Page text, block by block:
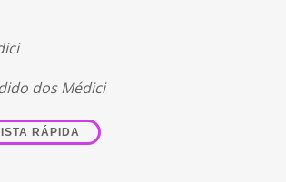
dos Médici
RÁPIDA